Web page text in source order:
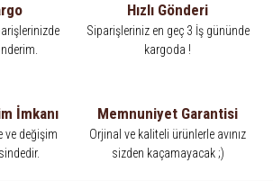
Hızlı Gönderi
Siparişleriniz en geç 3 İş gününde
kargoda !
İmkanı
ve değişim
Memnuniyet Garantisi
Orjinal ve kaliteli ürünlerle avınız
sizden kaçamayacak ;)